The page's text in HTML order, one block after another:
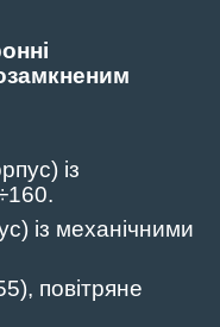
із
із механічними
, повітряне